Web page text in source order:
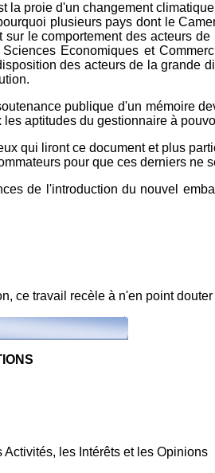
la proie d'un changement
plusieurs pays dont le
sur le comportement des acteurs
Economiques et
des acteurs de la grande
publique d'un mémoire
les aptitudes du gestionnaire à
qui liront ce document et plus
pour que ces derniers ne
de l'introduction du nouvel
ce travail recèle à n'en point
Activités, les Intérêts et les Opinions